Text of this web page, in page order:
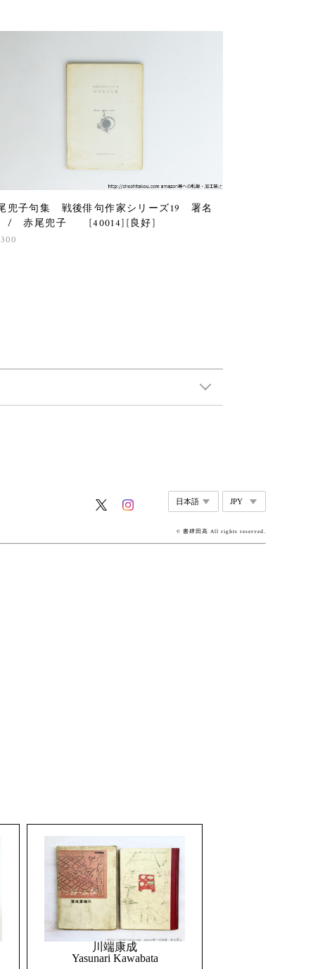
兜子句集 戦後俳句作家シリーズ19 署名
/ 赤尾兜子 [40014][良好]
© 書肆田高 All rights reserved.
川端康成
Yasunari Kawabata